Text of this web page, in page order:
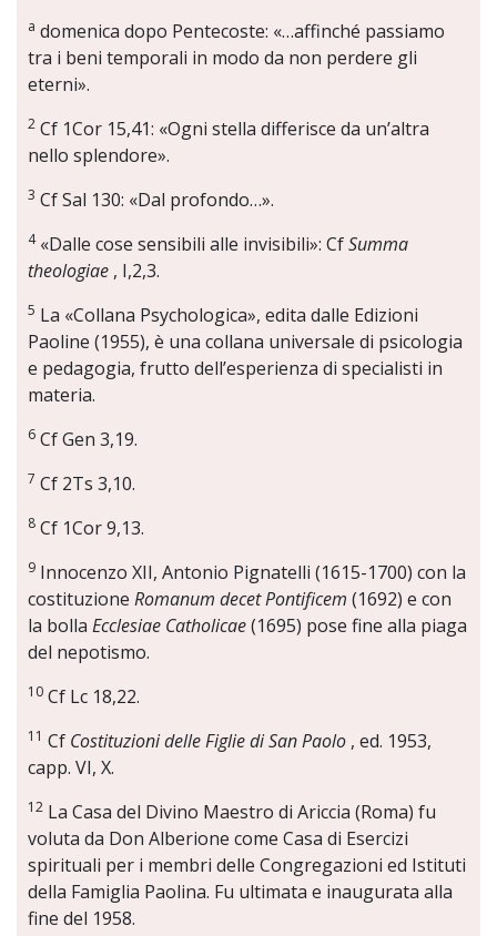
a domenica dopo Pentecoste: «…affinché passiamo
tra i beni temporali in modo da non perdere gli
eterni».
2 Cf 1Cor 15,41: «Ogni stella differisce da un’altra
nello splendore».
3 Cf Sal 130: «Dal profondo…».
4«Dalle cose sensibili alle invisibili»: CfSumma
theologiae , I,2,3.
5 La «Collana Psychologica», edita dalle Edizioni
Paoline (1955), è una collana universale di psicologia
e pedagogia, frutto dell’esperienza di specialisti in
materia.
6 Cf Gen 3,19.
7 Cf 2Ts 3,10.
8 Cf 1Cor 9,13.
9 Innocenzo XII, Antonio Pignatelli (1615-1700) con la
costituzione Romanum decet Pontificem (1692) e con
la bolla Ecclesiae Catholicae(1695) pose fine alla piaga
del nepotismo.
10 Cf Lc 18,22.
11 Cf Costituzioni delle Figlie di San Paolo , ed. 1953,
capp. VI, X.
12 La Casa del Divino Maestro di Ariccia (Roma) fu
voluta da Don Alberione come Casa di Esercizi
spirituali per i membri delle Congregazioni ed Istituti
della Famiglia Paolina. Fu ultimata e inaugurata alla
fine del 1958.